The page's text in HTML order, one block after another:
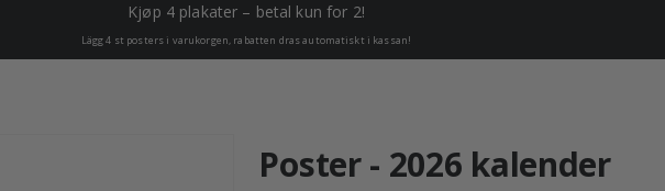
Kjøp 4 plakater – betal kun for 2!
Lägg 4 st posters i varukorgen, rabatten dras automatiskt i kassan!
Poster - 2026 kalender